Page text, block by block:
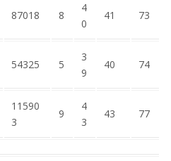
87018 8
4
0
41 73
54325 5
3
9
40 74
11590
3
9
4
3
43 77